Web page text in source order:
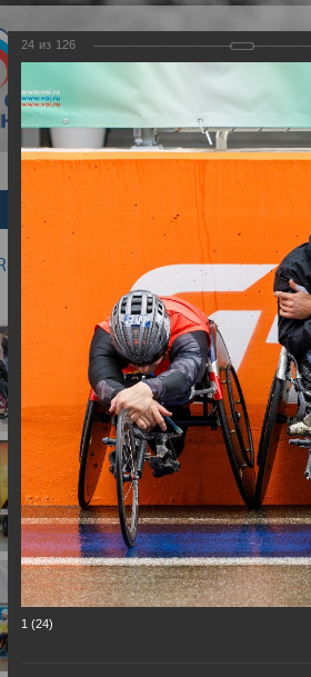
Версия для
Команда Новости
Sport Wheelchair Half
24 из 126
1 (24)